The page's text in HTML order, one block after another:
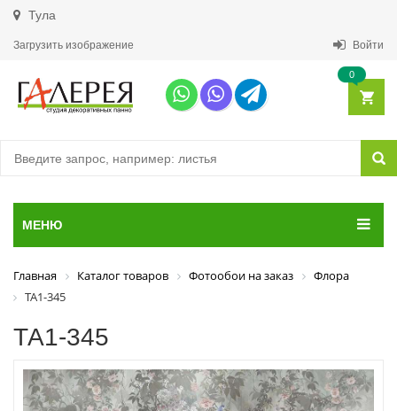
Тула
Загрузить изображение Войти
0
МЕНЮ
Главная Каталог товаров Фотообои на заказ
Флора
ТА1-345
ТА1-345